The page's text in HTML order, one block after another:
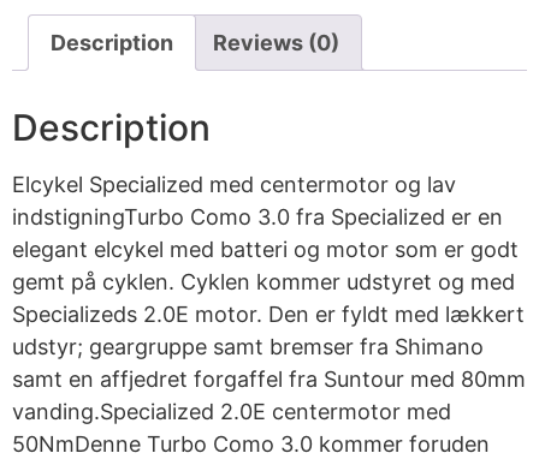
Description Reviews (0)
Description
Elcykel Specialized med centermotor og lav
indstigningTurbo Como 3.0 fra Specialized er en
elegant elcykel med batteri og motor som er godt
gemt på cyklen. Cyklen kommer udstyret og med
Specializeds 2.0E motor. Den er fyldt med lækkert
udstyr; geargruppe samt bremser fra Shimano
samt en affjedret forgaffel fra Suntour med 80mm
vanding.Specialized 2.0E centermotor med
50NmDenne Turbo Como 3.0 kommer foruden